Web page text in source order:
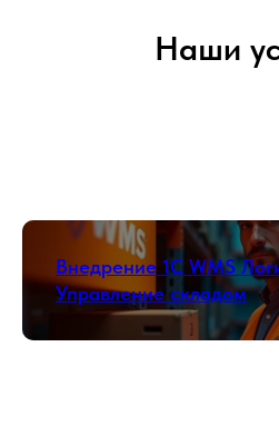
Наши
Внедрение 1С WMS
Управление складом